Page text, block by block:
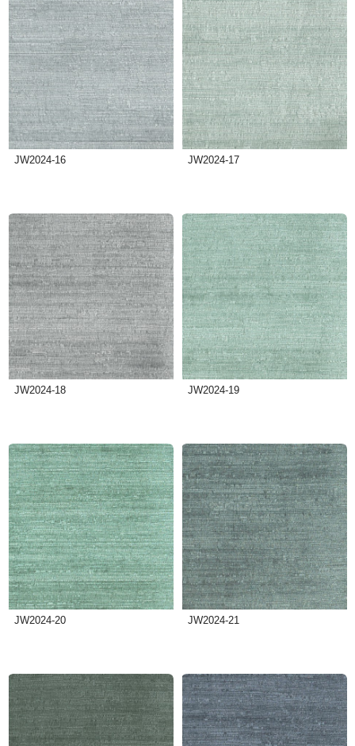
JW2024-16 JW2024-17
JW2024-18 JW2024-19
JW2024-20 JW2024-21